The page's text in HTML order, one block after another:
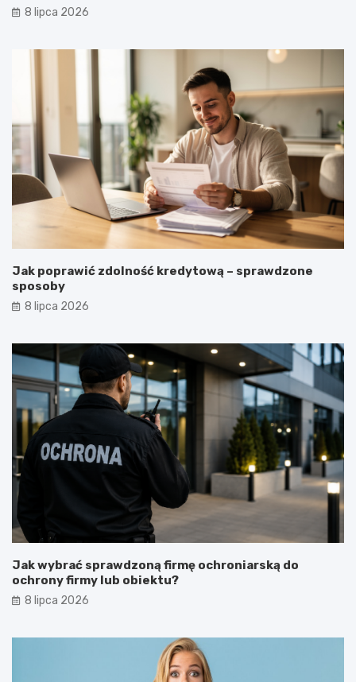
8 lipca 2026
Jak poprawić zdolność kredytową – sprawdzone
sposoby
8 lipca 2026
Jak wybrać sprawdzoną firmę ochroniarską do
ochrony firmy lub obiektu?
8 lipca 2026